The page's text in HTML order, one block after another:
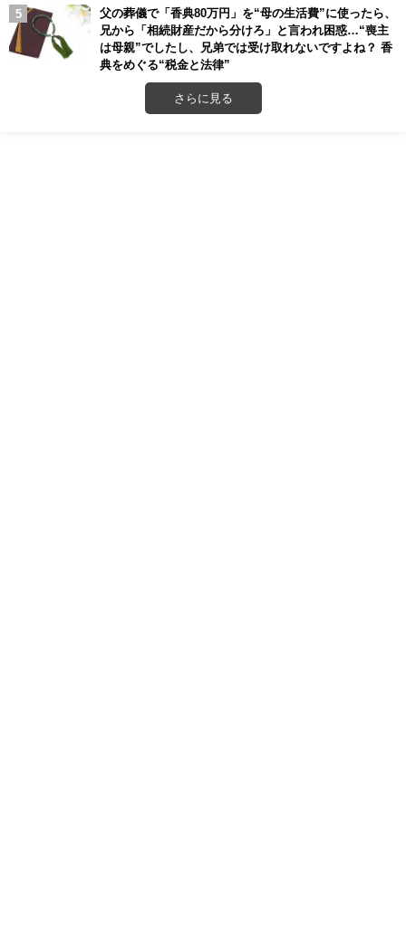
父の葬儀で「香典80万円」を“母の生活費”に使ったら、
兄から「相続財産だから分けろ」と言われ困惑…“喪主
は母親”でしたし、兄弟では受け取れないですよね？ 香
典をめぐる“税金と法律”
さらに見る